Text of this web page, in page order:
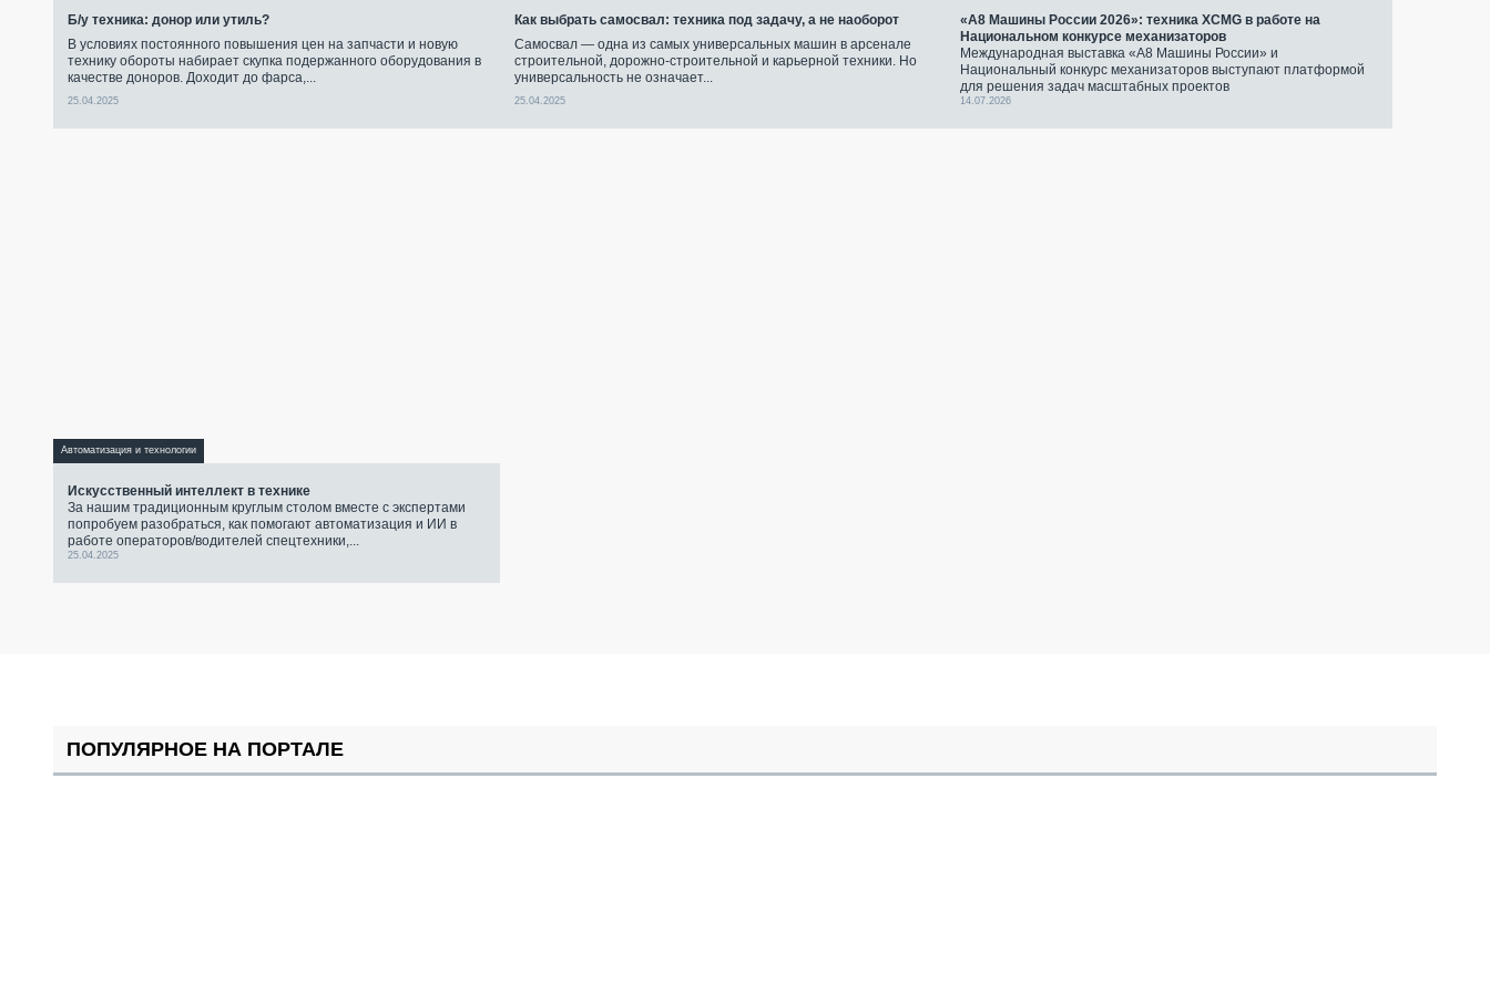
Б/у техника: донор или утиль?
В условиях постоянного повышения цен на запчасти и новую
технику обороты набирает скупка подержанного оборудования в
качестве доноров. Доходит до фарса,...
25.04.2025
Как выбрать самосвал: техника под задачу, а не наоборот
Самосвал — одна из самых универсальных машин в арсенале
строительной, дорожно-строительной и карьерной техники. Но
универсальность не означает...
25.04.2025
«А8 Машины России 2026»: техника XCMG в работе на
Национальном конкурсе механизаторов
Международная выставка «А8 Машины России» и
Национальный конкурс механизаторов выступают платформой
для решения задач масштабных проектов
14.07.2026
Автоматизация и технологии
Искусственный интеллект в технике
За нашим традиционным круглым столом вместе с экспертами
попробуем разобраться, как помогают автоматизация и ИИ в
работе операторов/водителей спецтехники,...
25.04.2025
ПОПУЛЯРНОЕ НА ПОРТАЛЕ